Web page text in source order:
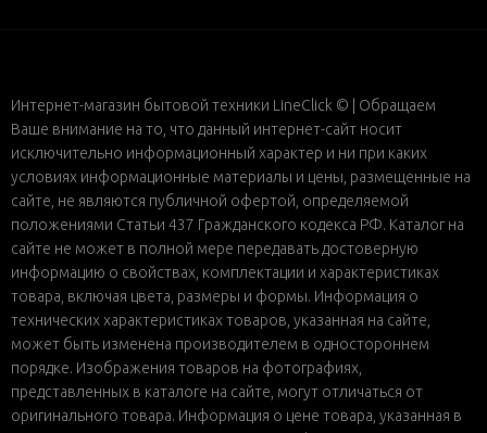
Интернет-магазин бытовой техники LineClick © | Обращаем
Ваше внимание на то, что данный интернет-сайт носит
исключительно информационный характер и ни при каких
условиях информационные материалы и цены, размещенные на
сайте, не являются публичной офертой, определяемой
положениями Статьи 437 Гражданского кодекса РФ. Каталог на
сайте не может в полной мере передавать достоверную
информацию о свойствах, комплектации и характеристиках
товара, включая цвета, размеры и формы. Информация о
технических характеристиках товаров, указанная на сайте,
может быть изменена производителем в одностороннем
порядке. Изображения товаров на фотографиях,
представленных в каталоге на сайте, могут отличаться от
оригинального товара. Информация о цене товара, указанная в